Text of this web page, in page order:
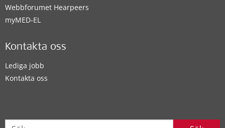
Webbforumet Hearpeers
myMED‑EL
Kontakta oss
Lediga jobb
Kontakta oss